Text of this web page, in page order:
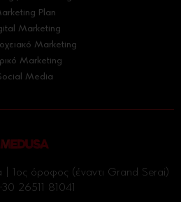
Plan
Marketing
Marketing
Marketing
Media
1ος όροφος (έναντι Grand Serai)
26511 81041